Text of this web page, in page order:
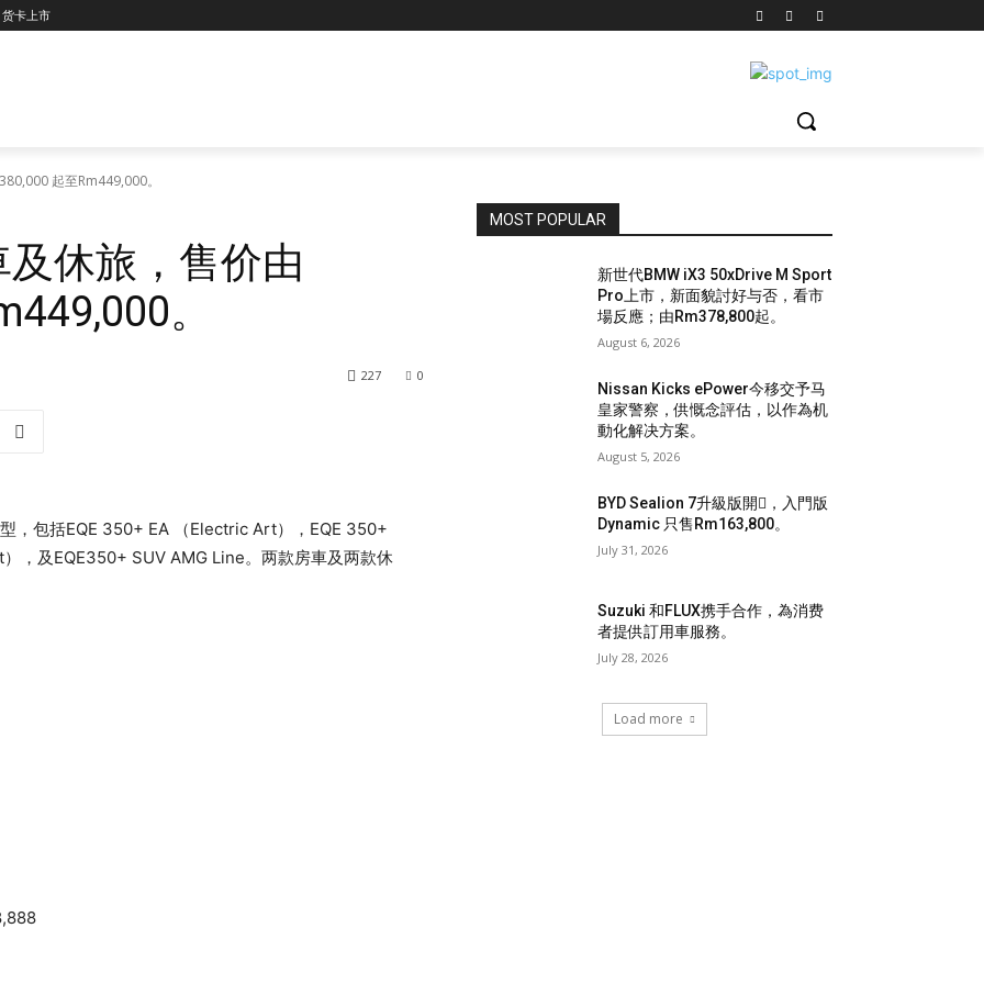
货卡上市
起至Rm449,000。
及休旅，售价由
。
0
227
，包括EQE 350+ EA （Electric Art），EQE 350+
，及EQE350+ SUV AMG Line。两款房車及两款休
MOST POPULAR
新世代BMW iX3 50xDrive M Sport
Pro上市，新面貌討好与否，看市
場反應；由Rm378,800起。
August 6, 2026
Nissan Kicks ePower今移交予马
皇家警察，供慨念評估，以作為机
動化解决方案。
August 5, 2026
BYD Sealion 7升級版開𧷗，入門版
Dynamic 只售Rm163,800。
July 31, 2026
Suzuki 和FLUX携手合作，為消费
者提供訂用車服務。
July 28, 2026
Load more